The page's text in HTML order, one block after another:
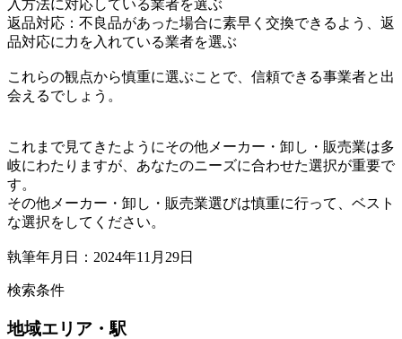
入方法に対応している業者を選ぶ
返品対応：不良品があった場合に素早く交換できるよう、返
品対応に力を入れている業者を選ぶ
これらの観点から慎重に選ぶことで、信頼できる事業者と出
会えるでしょう。
これまで見てきたようにその他メーカー・卸し・販売業は多
岐にわたりますが、あなたのニーズに合わせた選択が重要で
す。
その他メーカー・卸し・販売業選びは慎重に行って、ベスト
な選択をしてください。
執筆年月日：2024年11月29日
検索条件
地域エリア・駅